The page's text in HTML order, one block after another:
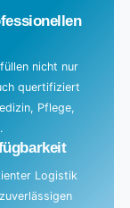
nicht nur
quertifiziert
Pflege,
Logistik